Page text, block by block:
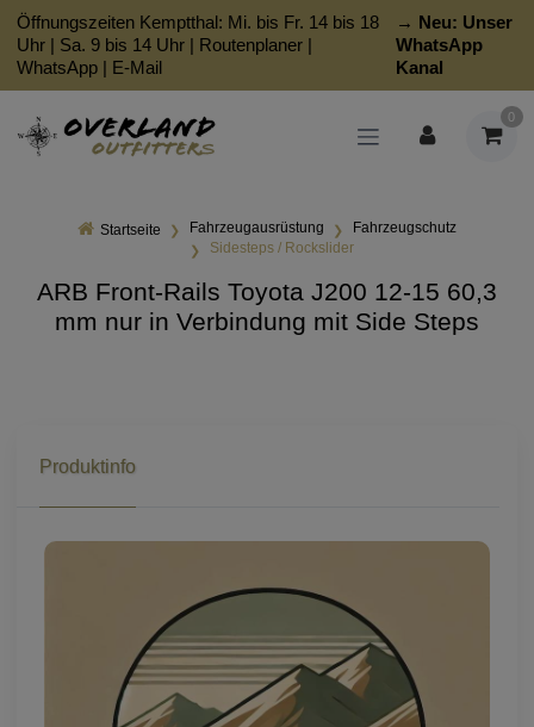
Öffnungszeiten Kemptthal: Mi. bis Fr. 14 bis 18
Uhr | Sa. 9 bis 14 Uhr | Routenplaner |
WhatsApp | E-Mail
→ Neu: Unser
WhatsApp
Kanal
0
Startseite Fahrzeugausrüstung
Fahrzeugschutz
Sidesteps / Rockslider
ARB Front-Rails Toyota J200 12-15 60,3
mm nur in Verbindung mit Side Steps
Produktinfo